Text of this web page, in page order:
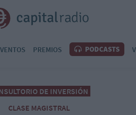
PREMIOS PODCASTS
DE INVERSIÓN
CLASE MAGISTRAL